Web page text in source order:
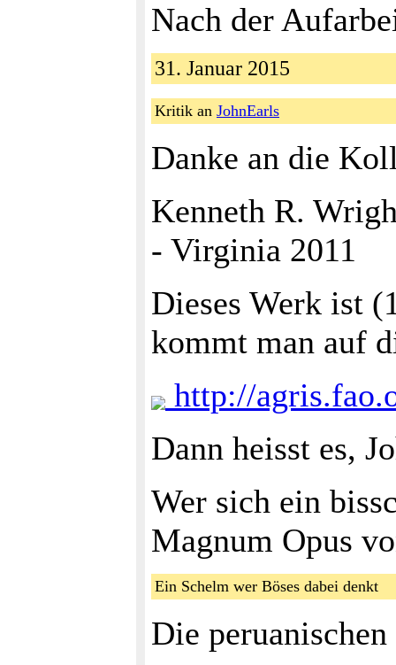
Nach der
31. Januar 2015
Kritik an JohnEarls
Danke an die
Kenneth R.
- Virginia 2011
Dieses Werk ist
kommt man auf
http://
Dann heisst es,
Wer sich ein
Magnum Opus
Ein Schelm wer Böses dabei denkt
Die